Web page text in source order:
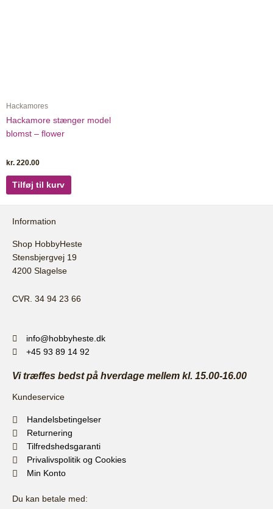
Hackamores
Hackamore stænger model
blomst – flower
kr. 220.00
Tilføj til kurv
Information
Shop HobbyHeste
Stensbjergvej 19
4200 Slagelse
CVR. 34 94 23 66
info@hobbyheste.dk
+45 93 89 14 92
Vi træffes bedst på hverdage mellem kl. 15.00-16.00
Kundeservice
Handelsbetingelser
Returnering
Tilfredshedsgaranti
Privalivspolitik og Cookies
Min Konto
Du kan betale med: